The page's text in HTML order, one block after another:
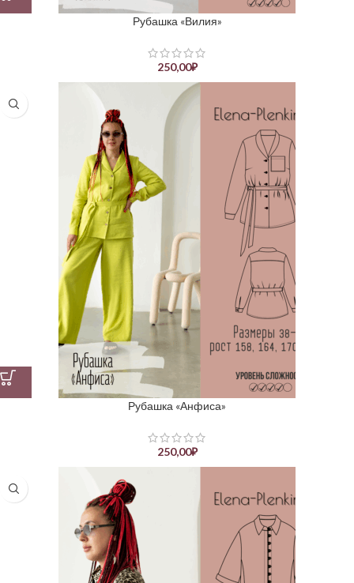
Рубашка «Вилия»
250,00₽
Рубашка «Анфиса»
250,00₽